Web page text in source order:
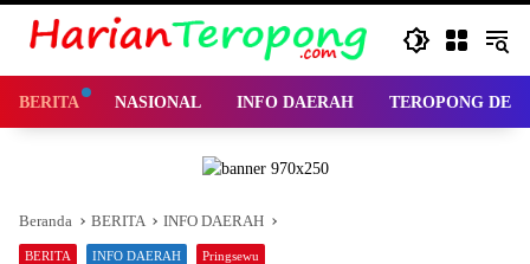
BERITA NASIONAL INFO DAERAH TEROPONG
Beranda BERITA INFO DAERAH
BERITA INFO DAERAH Pringsewu